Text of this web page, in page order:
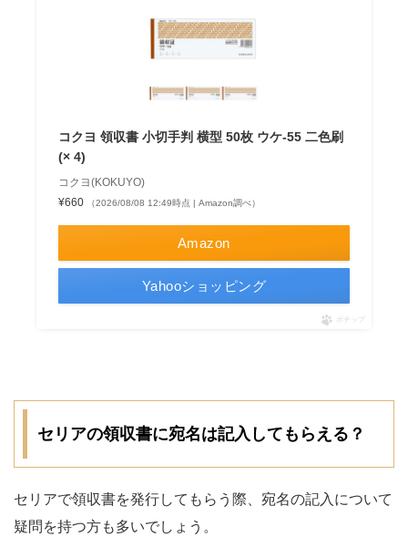
コクヨ 領収書 小切手判 横型 50枚 ウケ-55 二色刷
(× 4)
コクヨ(KOKUYO)
¥660
（2026/08/08 12:49時点 | Amazon調べ）
Amazon
Yahooショッピング
ポチップ
セリアの領収書に宛名は記入してもらえる？
セリアで領収書を発行してもらう際、宛名の記入について
疑問を持つ方も多いでしょう。